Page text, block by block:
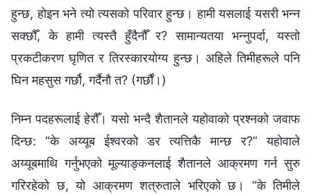
हुन्छ, होइन भने त्यो त्यसको परिवार हुन्छ। हामी यसलाई यसरी भन्‍न
सक्छौँ, के हामी त्यस्तै हुँदैनौँ र? सामान्यतया भन्‍नुपर्दा, यस्तो
प्रकटीकरण घृणित र तिरस्कारयोग्य हुन्छ। अहिले तिमीहरूले पनि
घिन महसुस गर्छौ, गर्दैनौ त? (गर्छौं।)
निम्‍न पदहरूलाई हेरौँ। यसो भन्दै शैतानले यहोवाको प्रश्‍नको जवाफ
दिन्छ: “के अय्यूब ईश्‍वरको डर त्यत्तिकै मान्छ र?” यहोवाले
अय्यूबमाथि गर्नुभएको मूल्याङ्कनलाई शैतानले आक्रमण गर्न सुरु
गरिरहेको छ, यो आक्रमण शत्रुताले भरिएको छ। “के तिमीले